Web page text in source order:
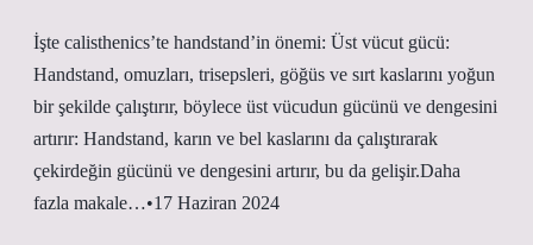
İşte calisthenics’te handstand’in önemi: Üst vücut gücü:
Handstand, omuzları, trisepsleri, göğüs ve sırt kaslarını yoğun
bir şekilde çalıştırır, böylece üst vücudun gücünü ve dengesini
artırır: Handstand, karın ve bel kaslarını da çalıştırarak
çekirdeğin gücünü ve dengesini artırır, bu da gelişir.Daha
fazla makale…•17 Haziran 2024